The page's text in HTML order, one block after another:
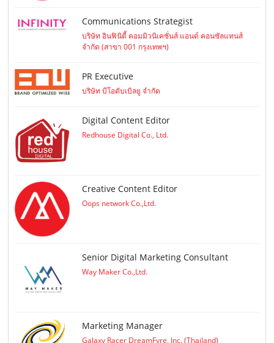
Communications Strategist
บริษัท อินฟินิตี้ คอมมิวนิเคชั่นส์ แอนด์ คอนซัลแทนส์
จำกัด (สาขา 001 กรุงเทพฯ)
PR Executive
บริษัท บีโอดับเบิลยู จำกัด
Digital Content Editor
Redhouse Digital Co., Ltd.
Creative Content Editor
Oops network Co.,Ltd.
Senior Digital Marketing Consultant
Way Maker Co.,Ltd.
Marketing Manager
Galaxy Racer DreamFyre, Inc. (Thailand)